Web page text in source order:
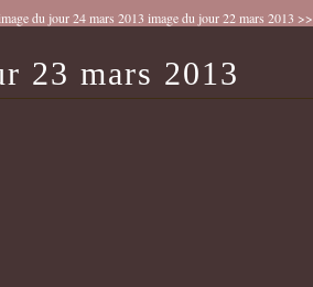
du jour 24 mars 2013 image du jour 22 mars 2013 >>
23 mars 2013